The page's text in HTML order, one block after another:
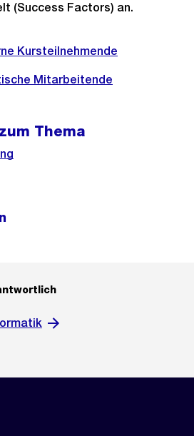
(Success Factors) an.
Kursteilnehmende
Mitarbeitende
Thema